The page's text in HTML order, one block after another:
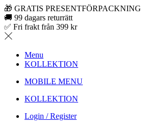
🎁 GRATIS PRESENTFÖRPACKNING
🚚 99 dagars returrätt
✅ Fri frakt från 399 kr
Menu
KOLLEKTION
MOBILE MENU
KOLLEKTION
Login / Register